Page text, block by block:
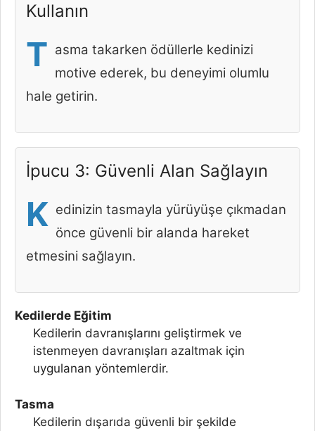
Kullanın
T asma takarken ödüllerle kedinizi
motive ederek, bu deneyimi olumlu
hale getirin.
İpucu 3: Güvenli Alan Sağlayın
K edinizin tasmayla yürüyüşe çıkmadan
önce güvenli bir alanda hareket
etmesini sağlayın.
Kedilerde Eğitim
Kedilerin davranışlarını geliştirmek ve
istenmeyen davranışları azaltmak için
uygulanan yöntemlerdir.
Tasma
Kedilerin dışarıda güvenli bir şekilde